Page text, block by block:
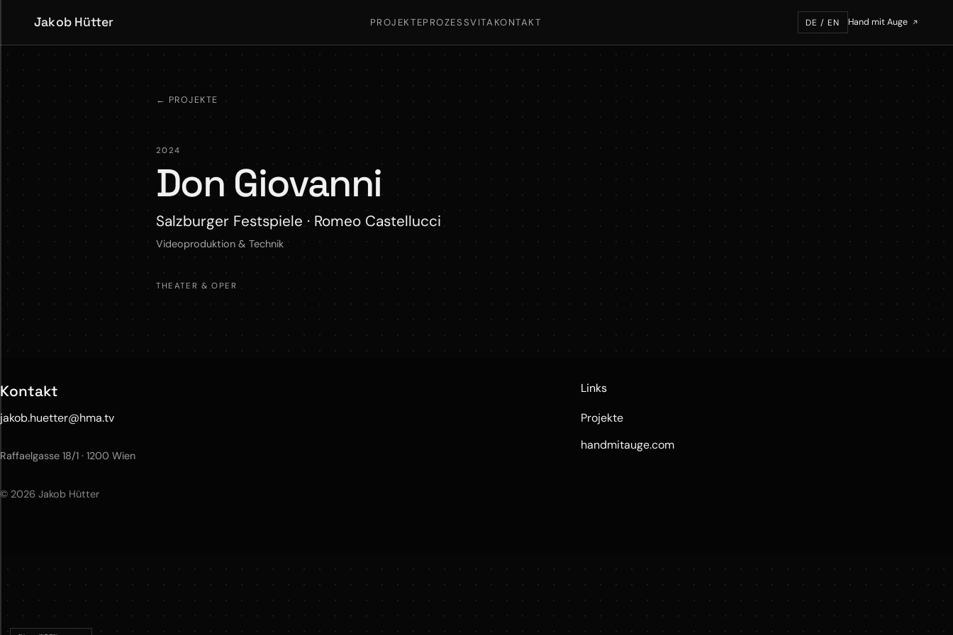
Jakob Hütter PROJEKTEPROZESSVITA KONTAKT DE / EN Hand mit Auge
← PROJEKTE
2024
Don Giovanni
Salzburger Festspiele · Romeo Castellucci
Videoproduktion & Technik
THEATER & OPER
Kontakt
jakob.huetter@hma.tv
Raffaelgasse 18/1 · 1200 Wien
Links
Projekte
handmitauge.com
© 2026 Jakob Hütter